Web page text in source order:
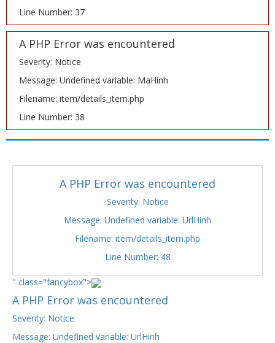
Line Number: 37
A PHP Error was encountered
Severity: Notice
Message: Undefined variable: MaHinh
Filename: item/details_item.php
Line Number: 38
A PHP Error was encountered
Severity: Notice
Message: Undefined variable: UrlHinh
Filename: item/details_item.php
Line Number: 48
" class="fancybox">
A PHP Error was encountered
Severity: Notice
Message: Undefined variable: UrlHinh